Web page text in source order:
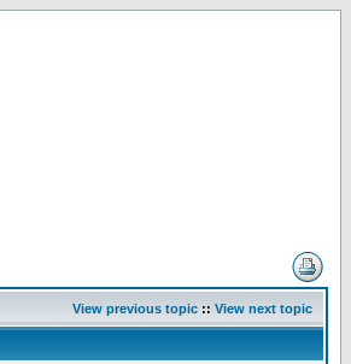
View previous topic :: View next topic